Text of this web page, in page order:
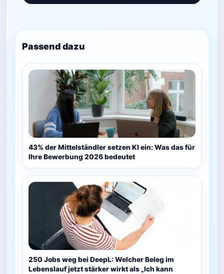
Passend dazu
43% der Mittelständler setzen KI ein: Was das für
Ihre Bewerbung 2026 bedeutet
250 Jobs weg bei DeepL: Welcher Beleg im
Lebenslauf jetzt stärker wirkt als „Ich kann